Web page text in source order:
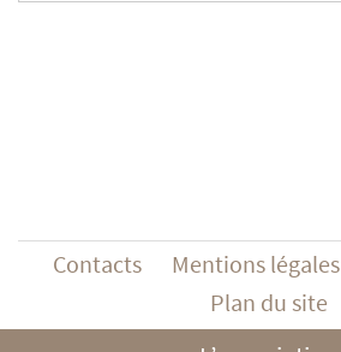
Contacts Mentions légales
Plan du site